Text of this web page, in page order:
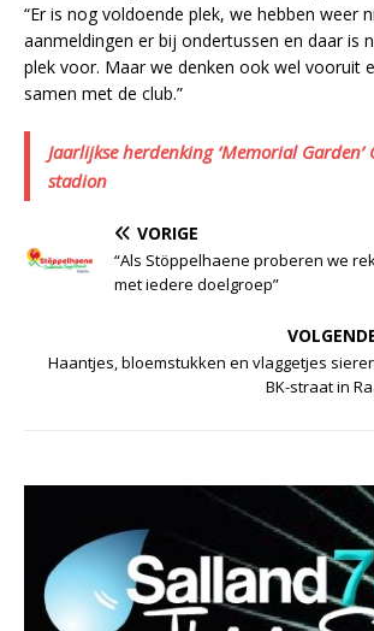
“Er is nog voldoende plek, we hebben weer
aanmeldingen er bij ondertussen en daar is
plek voor. Maar we denken ook wel vooruit
samen met de club.”
Jaarlijkse herdenking ‘Memorial Garden’
stadion
VORIGE
“Als Stöppelhaene proberen we
met iedere doelgroep”
Haantjes, bloemstukken en vlaggetjes
BK-straat in